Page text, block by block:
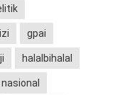
gpai
halalbihalal